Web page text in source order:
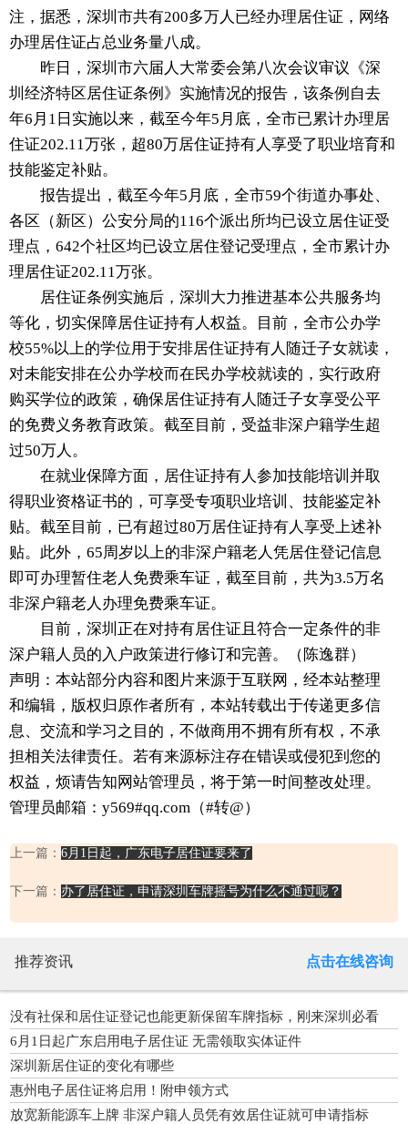
注，据悉，深圳市共有200多万人已经办理居住证，网络
办理居住证占总业务量八成。
昨日，深圳市六届人大常委会第八次会议审议《深
圳经济特区居住证条例》实施情况的报告，该条例自去
年6月1日实施以来，截至今年5月底，全市已累计办理居
住证202.11万张，超80万居住证持有人享受了职业培育和
技能鉴定补贴。
报告提出，截至今年5月底，全市59个街道办事处、
各区（新区）公安分局的116个派出所均已设立居住证受
理点，642个社区均已设立居住登记受理点，全市累计办
理居住证202.11万张。
居住证条例实施后，深圳大力推进基本公共服务均
等化，切实保障居住证持有人权益。目前，全市公办学
校55%以上的学位用于安排居住证持有人随迁子女就读，
对未能安排在公办学校而在民办学校就读的，实行政府
购买学位的政策，确保居住证持有人随迁子女享受公平
的免费义务教育政策。截至目前，受益非深户籍学生超
过50万人。
在就业保障方面，居住证持有人参加技能培训并取
得职业资格证书的，可享受专项职业培训、技能鉴定补
贴。截至目前，已有超过80万居住证持有人享受上述补
贴。此外，65周岁以上的非深户籍老人凭居住登记信息
即可办理暂住老人免费乘车证，截至目前，共为3.5万名
非深户籍老人办理免费乘车证。
目前，深圳正在对持有居住证且符合一定条件的非
深户籍人员的入户政策进行修订和完善。（陈逸群）
声明：本站部分内容和图片来源于互联网，经本站整理
和编辑，版权归原作者所有，本站转载出于传递更多信
息、交流和学习之目的，不做商用不拥有所有权，不承
担相关法律责任。若有来源标注存在错误或侵犯到您的
权益，烦请告知网站管理员，将于第一时间整改处理。
管理员邮箱：y569#qq.com（#转@）
上一篇： 6月1日起，广东电子居住证要来了
下一篇： 办了居住证，申请深圳车牌摇号为什么不通过呢？
推荐资讯 点击在线咨询
没有社保和居住证登记也能更新保留车牌指标，刚来深圳必看
6月1日起广东启用电子居住证 无需领取实体证件
深圳新居住证的变化有哪些
惠州电子居住证将启用！附申领方式
放宽新能源车上牌 非深户籍人员凭有效居住证就可申请指标